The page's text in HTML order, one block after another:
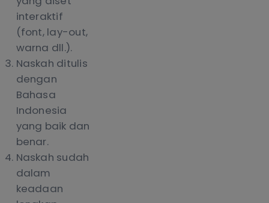
interaktif
(font, lay-out,
warna dll.).
Naskah ditulis
dengan
Bahasa
Indonesia
yang baik dan
benar.
Naskah sudah
dalam
keadaan